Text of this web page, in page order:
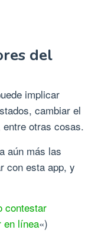
del
implicar
cambiar el
otras cosas.
aún más las
con esta app, y
contestar
en línea«)